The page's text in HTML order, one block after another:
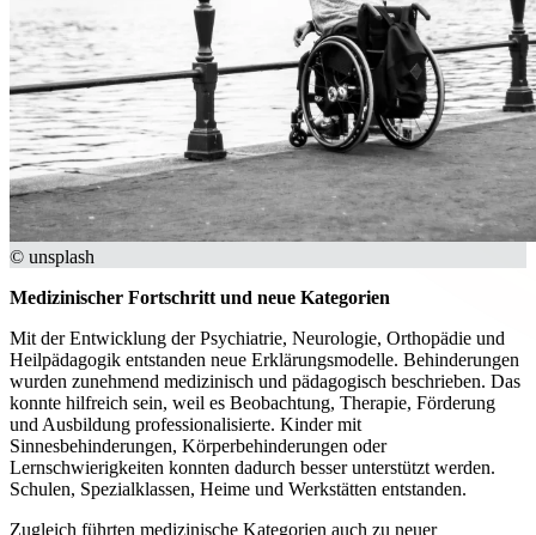
© unsplash
Medizinischer Fortschritt und neue Kategorien
Mit der Entwicklung der Psychiatrie, Neurologie, Orthopädie und
Heilpädagogik entstanden neue Erklärungsmodelle. Behinderungen
wurden zunehmend medizinisch und pädagogisch beschrieben. Das
konnte hilfreich sein, weil es Beobachtung, Therapie, Förderung
und Ausbildung professionalisierte. Kinder mit
Sinnesbehinderungen, Körperbehinderungen oder
Lernschwierigkeiten konnten dadurch besser unterstützt werden.
Schulen, Spezialklassen, Heime und Werkstätten entstanden.
Zugleich führten medizinische Kategorien auch zu neuer